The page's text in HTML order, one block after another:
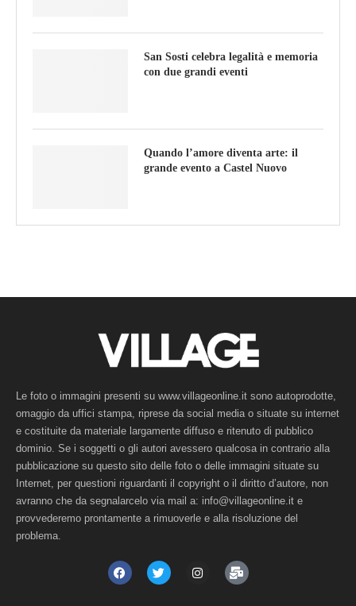
San Sosti celebra legalità e memoria
con due grandi eventi
Quando l’amore diventa arte: il
grande evento a Castel Nuovo
Le foto o immagini presenti su www.villageonline.it sono autoprodotte,
omaggio da uffici stampa, riprese da social media o situate su internet
e costituite da materiale largamente diffuso e ritenuto di pubblico
dominio. Se i soggetti o gli autori avessero qualcosa in contrario alla
pubblicazione su questo sito delle foto o delle immagini situate su
Internet, per questioni riguardanti il copyright o il diritto d’autore, non
avranno che da segnalarcelo via mail a: info@villageonline.it e
provvederemo prontamente a rimuoverle e alla risoluzione del
problema.